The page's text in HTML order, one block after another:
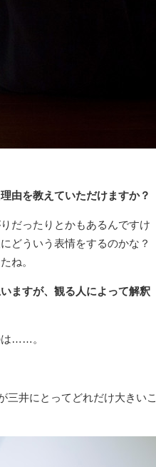
由を教えていただけますか？
だったりとかもあるんですけ
どういう表情をするのかな？
ね。
ますが、観る人によって解釈
は……。
三井にとってどれだけ大きいこ